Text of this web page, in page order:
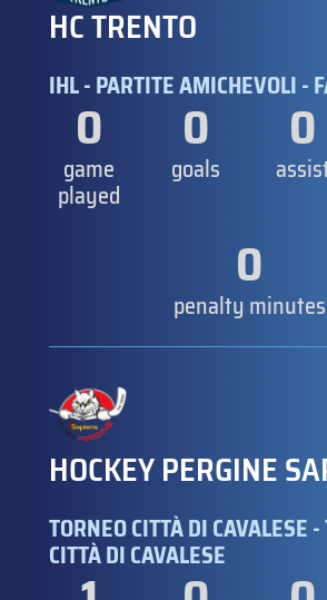
HC TRENTO
IHL - PARTITE AMICHEVOLI -
0
game
played
0
goals
0
0
penalty minutes
HOCKEY PERGINE
TORNEO CITTÀ DI CAVALESE
CITTÀ DI CAVALESE